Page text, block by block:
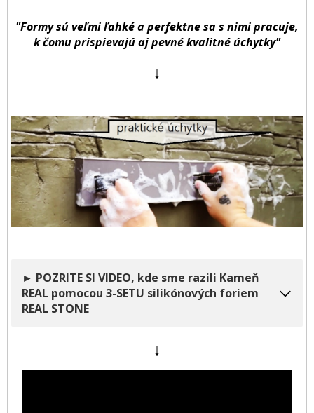
"Formy sú veľmi ľahké a perfektne sa s nimi pracuje,
k čomu prispievajú aj pevné kvalitné úchytky"
↓
► POZRITE SI VIDEO, kde sme razili Kameň
REAL pomocou 3-SETU silikónových foriem
REAL STONE
↓